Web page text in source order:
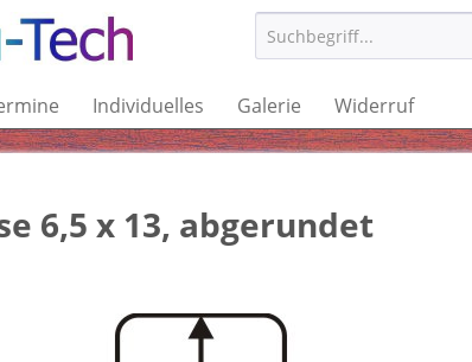
Individuelles Galerie Widerruf
6,5 x 13, abgerundet